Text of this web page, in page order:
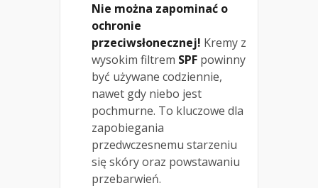
Nie można zapominać o
ochronie
przeciwsłonecznej! Kremy z
wysokim filtrem SPF powinny
być używane codziennie,
nawet gdy niebo jest
pochmurne. To kluczowe dla
zapobiegania
przedwczesnemu starzeniu
się skóry oraz powstawaniu
przebarwień.